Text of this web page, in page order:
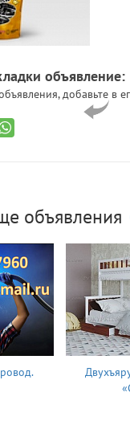
объявление:
добавьте в
объявления